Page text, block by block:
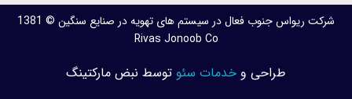
شرکت ریواس جنوب فعال در سیستم های تهویه در صنایع سنگین © 1381
Rivas Jonoob Co
طراحی و خدمات سئو توسط نبض مارکتینگ